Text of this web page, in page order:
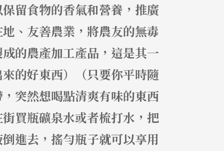
留食物的香氣和營養，推廣
、友善農業，將農友的無毒
的農產加工產品，這是其一
的好東西）（只要你平時隨
突然想喝點清爽有味的東西
買瓶礦泉水或者梳打水，把
進去，搖勻瓶子就可以享用